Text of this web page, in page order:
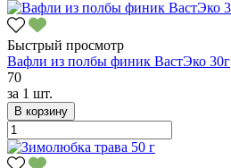
Быстрый просмотр
Вафли из полбы финик ВастЭко 30г
70
за 1 шт.
В корзину